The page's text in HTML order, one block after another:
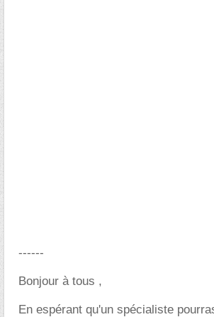
------
Bonjour à tous ,
En espérant qu'un spécialiste